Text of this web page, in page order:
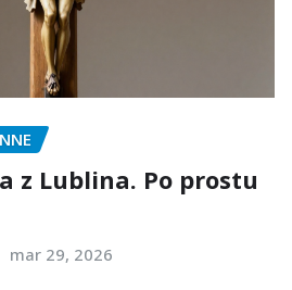
z Lublina. Po prostu
mar 29, 2026